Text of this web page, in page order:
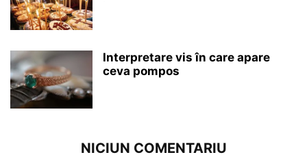
Interpretare vis în care apare
ceva pompos
NICIUN COMENTARIU